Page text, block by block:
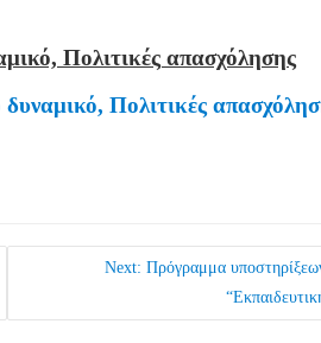
Πολιτικές απασχόλησης
Πολιτικές
Next: Next
Πρόγραμμα